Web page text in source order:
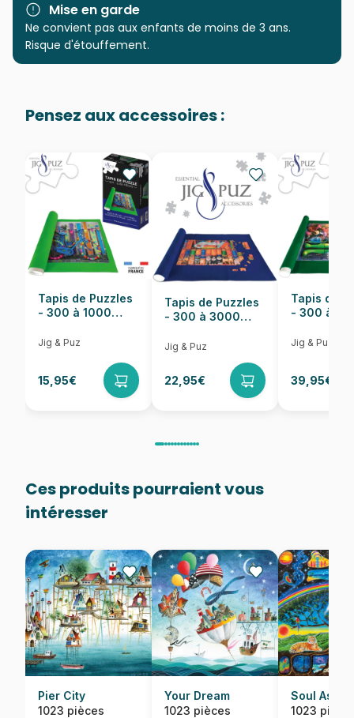
Catégorie Puzzles - Déco et Objets
Age
Puzzle pour Adultes (500 à
Provenance Puzzles fabriqués en France
EAN 8699375066678
Nombre de pièces 1500 pièces
Dimensions 68 x 48 cm
Mise en garde
Ne convient pas aux enfants de moins de 3 ans.
Risque d'étouffement.
Pensez aux accessoires :
Tapis de Puzzles
- 300 à 1000
Jig & Puz
15,95€
Tapis de Puzzles
- 300 à 3000
Jig & Puz
22,95€
Tapis de
- 300 à
Jig & Puz
39,95€
Ces produits pourraient vous
intéresser
Pier City
1023 pièces
Your Dream
1023 pièces
Soul
1023